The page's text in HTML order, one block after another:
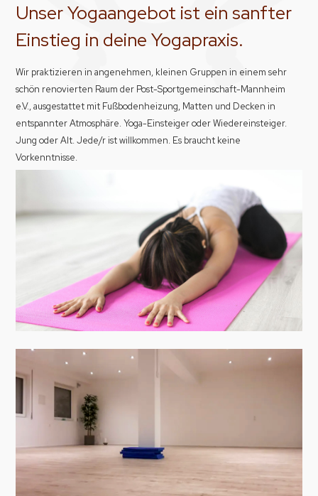
Unser Yogaangebot ist ein sanfter
Einstieg in deine Yogapraxis.
Wir praktizieren in angenehmen, kleinen Gruppen in einem sehr
schön renovierten Raum der Post-Sportgemeinschaft-Mannheim
e.V., ausgestattet mit Fußbodenheizung, Matten und Decken in
entspannter Atmosphäre. Yoga-Einsteiger oder Wiedereinsteiger.
Jung oder Alt. Jede/r ist willkommen. Es braucht keine
Vorkenntnisse.